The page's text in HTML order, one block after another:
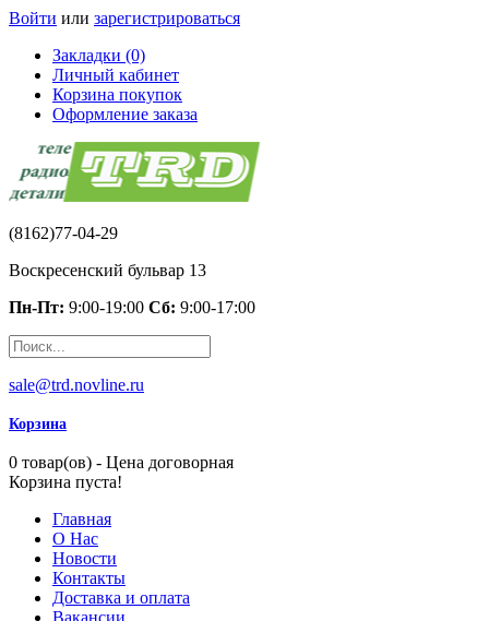
Войти или зарегистрироваться
Закладки (0)
Личный кабинет
Корзина покупок
Оформление заказа
(8162)77-04-29
Воскресенский бульвар 13
Пн-Пт: 9:00-19:00 Сб: 9:00-17:00
sale@trd.novline.ru
Корзина
0 товар(ов) - Цена договорная
Корзина пуста!
Главная
О Нас
Новости
Контакты
Доставка и оплата